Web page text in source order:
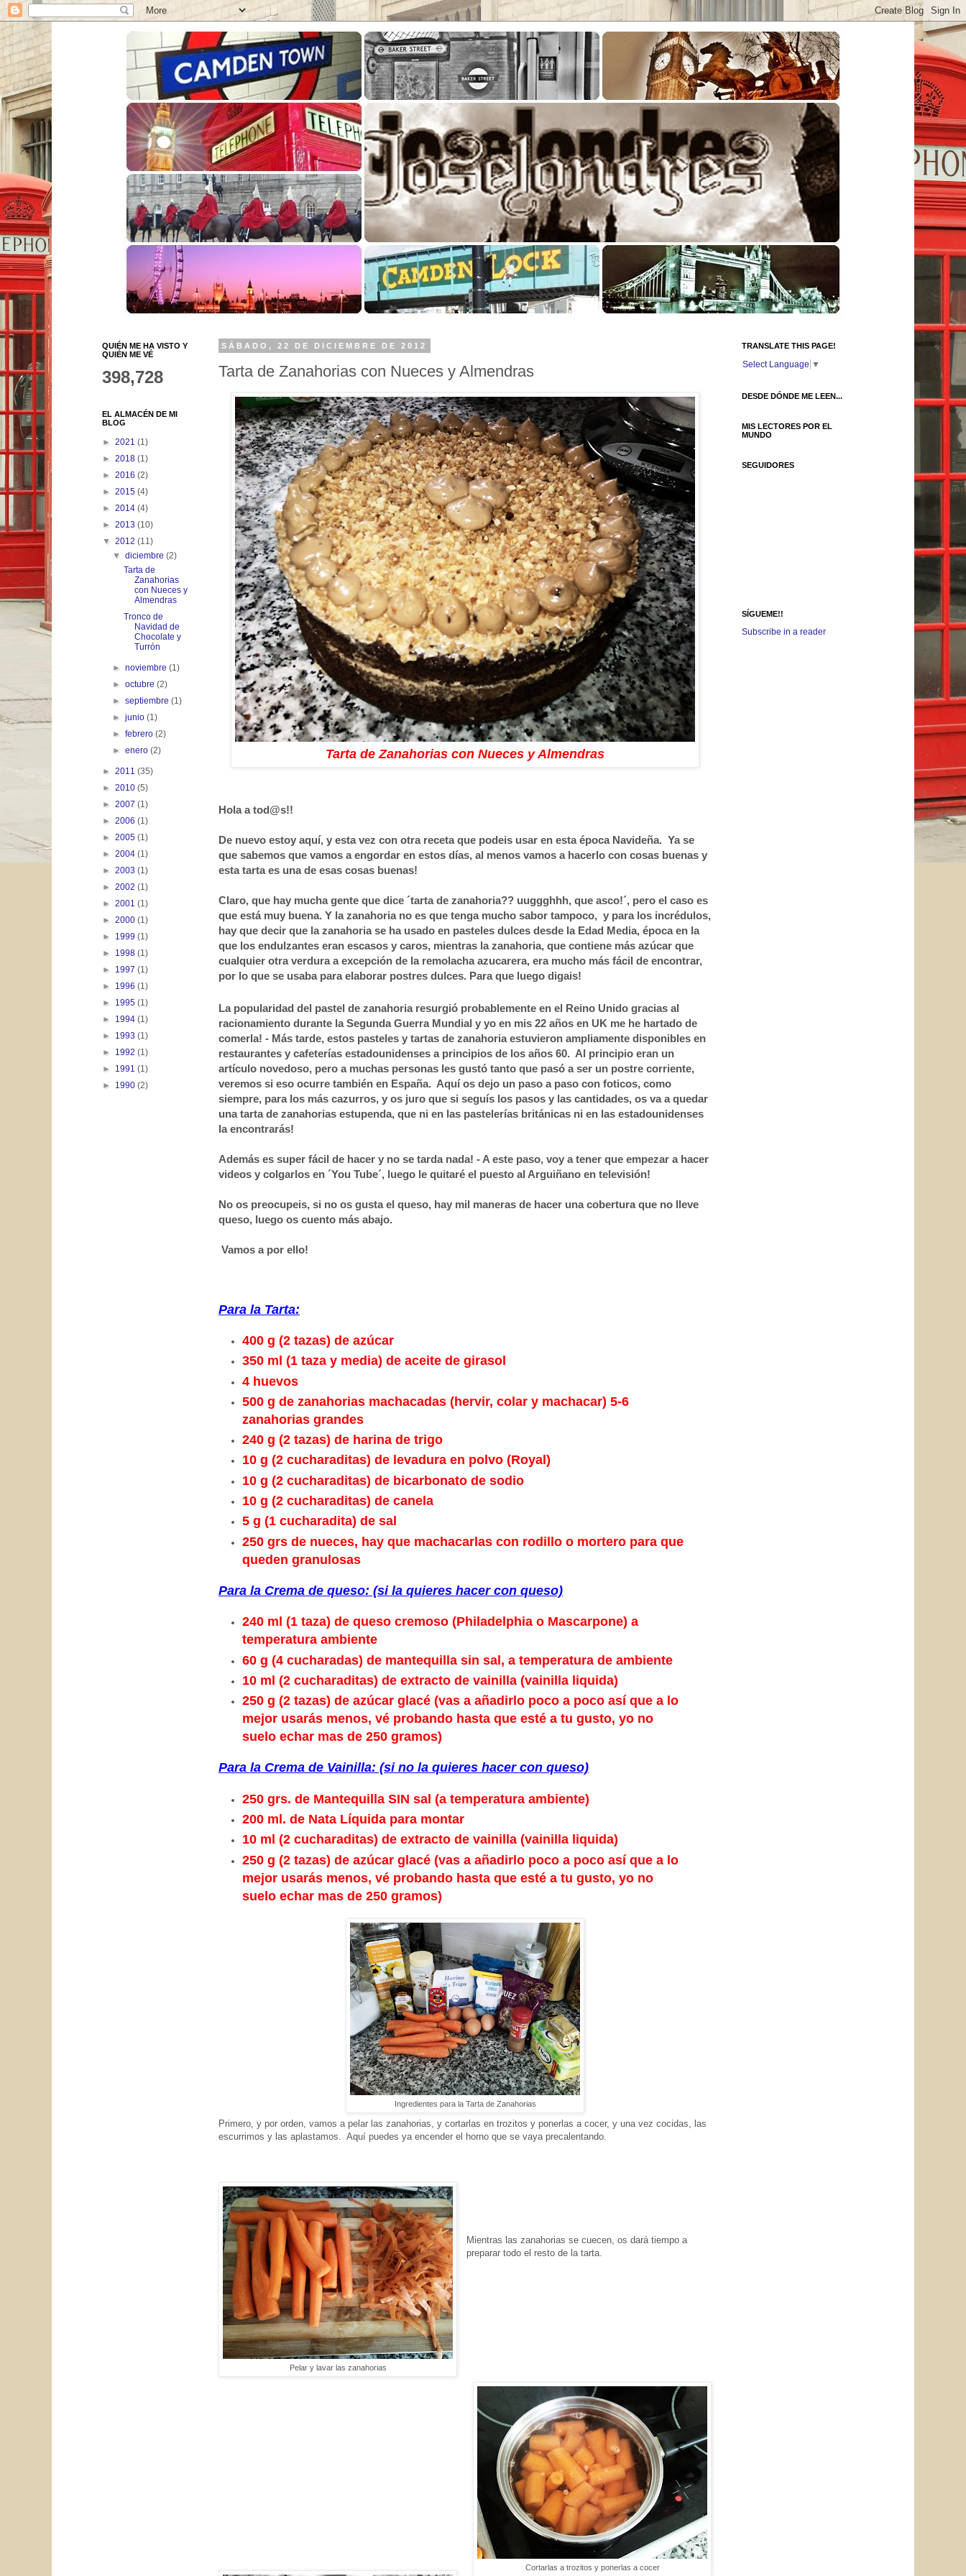
SÁBADO, 22 DE DICIEMBRE DE 2012
Tarta de Zanahorias con Nueces y Almendras
Tarta de Zanahorias con Nueces y Almendras
Hola a tod@s!!
De nuevo estoy aquí, y esta vez con otra receta que podeis usar en esta época Navideña. Ya se
que sabemos que vamos a engordar en estos días, al menos vamos a hacerlo con cosas buenas y
esta tarta es una de esas cosas buenas!
Claro, que hay mucha gente que dice ´tarta de zanahoria?? uuggghhh, que asco!´, pero el caso es
que está muy buena. Y la zanahoria no es que tenga mucho sabor tampoco, y para los incrédulos,
hay que decir que la zanahoria se ha usado en pasteles dulces desde la Edad Media, época en la
que los endulzantes eran escasos y caros, mientras la zanahoria, que contiene más azúcar que
cualquier otra verdura a excepción de la remolacha azucarera, era mucho más fácil de encontrar,
por lo que se usaba para elaborar postres dulces. Para que luego digais!
La popularidad del pastel de zanahoria resurgió probablemente en el Reino Unido gracias al
racionamiento durante la Segunda Guerra Mundial y yo en mis 22 años en UK me he hartado de
comerla! - Más tarde, estos pasteles y tartas de zanahoria estuvieron ampliamente disponibles en
restaurantes y cafeterías estadounidenses a principios de los años 60. Al principio eran un
artículo novedoso, pero a muchas personas les gustó tanto que pasó a ser un postre corriente,
veremos si eso ocurre también en España. Aquí os dejo un paso a paso con foticos, como
siempre, para los más cazurros, y os juro que si seguís los pasos y las cantidades, os va a quedar
una tarta de zanahorias estupenda, que ni en las pastelerías británicas ni en las estadounidenses
la encontrarás!
Además es super fácil de hacer y no se tarda nada! - A este paso, voy a tener que empezar a hacer
videos y colgarlos en ´You Tube´, luego le quitaré el puesto al Arguiñano en televisión!
No os preocupeis, si no os gusta el queso, hay mil maneras de hacer una cobertura que no lleve
queso, luego os cuento más abajo.
Vamos a por ello!
Para la Tarta:
400 g (2 tazas) de azúcar
350 ml (1 taza y media) de aceite de girasol
4 huevos
500 g de zanahorias machacadas (hervir, colar y machacar) 5-6
zanahorias grandes
240 g (2 tazas) de harina de trigo
10 g (2 cucharaditas) de levadura en polvo (Royal)
10 g (2 cucharaditas) de bicarbonato de sodio
10 g (2 cucharaditas) de canela
5 g (1 cucharadita) de sal
250 grs de nueces, hay que machacarlas con rodillo o mortero para que
queden granulosas
Para la Crema de queso: (si la quieres hacer con queso)
240 ml (1 taza) de queso cremoso (Philadelphia o Mascarpone) a
temperatura ambiente
60 g (4 cucharadas) de mantequilla sin sal, a temperatura de ambiente
10 ml (2 cucharaditas) de extracto de vainilla (vainilla liquida)
250 g (2 tazas) de azúcar glacé (vas a añadirlo poco a poco así que a lo
mejor usarás menos, vé probando hasta que esté a tu gusto, yo no
suelo echar mas de 250 gramos)
Para la Crema de Vainilla: (si no la quieres hacer con queso)
250 grs. de Mantequilla SIN sal (a temperatura ambiente)
200 ml. de Nata Líquida para montar
10 ml (2 cucharaditas) de extracto de vainilla (vainilla liquida)
250 g (2 tazas) de azúcar glacé (vas a añadirlo poco a poco así que a lo
mejor usarás menos, vé probando hasta que esté a tu gusto, yo no
suelo echar mas de 250 gramos)
Ingredientes para la Tarta de Zanahorias
Primero, y por orden, vamos a pelar las zanahorias, y cortarlas en trozitos y ponerlas a cocer, y una vez cocidas, las
escurrimos y las aplastamos. Aquí puedes ya encender el horno que se vaya precalentando.
Pelar y lavar las zanahorias
Cortarlas a trozitos y ponerlas a cocer
Mientras las zanahorias se cuecen, os dará tiempo a
preparar todo el resto de la tarta.
QUIÉN ME HA VISTO Y
QUIÉN ME VÉ
398,728
EL ALMACÉN DE MI
BLOG
► 2021 (1)
► 2018 (1)
► 2016 (2)
► 2015 (4)
► 2014 (4)
► 2013 (10)
▼ 2012 (11)
▼diciembre(2)
Tarta de
Zanahorias
con Nueces y
Almendras
Tronco de
Navidad de
Chocolate y
Turrón
►noviembre(1)
►octubre(2)
►septiembre(1)
►junio(1)
►febrero(2)
►enero(2)
► 2011 (35)
► 2010 (5)
► 2007 (1)
► 2006 (1)
► 2005 (1)
► 2004 (1)
► 2003 (1)
► 2002 (1)
► 2001 (1)
► 2000 (1)
► 1999 (1)
► 1998 (1)
► 1997 (1)
► 1996 (1)
► 1995 (1)
► 1994 (1)
► 1993 (1)
► 1992 (1)
► 1991 (1)
► 1990 (2)
TRANSLATE THIS PAGE!
Select Language ▼
DESDE DÓNDE ME LEEN...
MIS LECTORES POR EL
MUNDO
SEGUIDORES
SÍGUEME!!
Subscribe in a reader